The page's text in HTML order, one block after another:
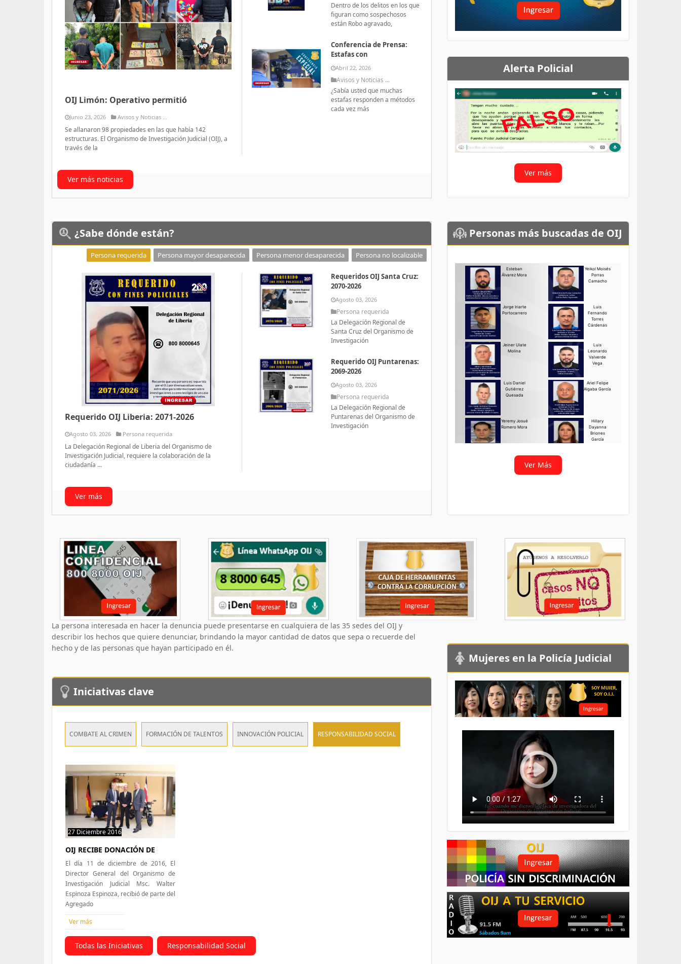
OIJ Limón: Operativo permitió
Junio 23, 2026 Avisos y Noticias ...
Se allanaron 98 propiedades en las que había 142
estructuras. El Organismo de Investigación Judicial (OIJ), a
través de la
Dentro de los delitos en los que
figuran como sospechosos
están Robo agravado,
Conferencia de Prensa:
Estafas con
Abril 22, 2026
Avisos y Noticias ...
¿Sabía usted que muchas
estafas responden a métodos
cada vez más
Ver más noticias
Alerta Policial
Ver más
¿Sabe dónde están?
Persona requerida Persona mayor desaparecida Persona menor desaparecida Persona no localizable
Requerido OIJ Liberia: 2071-2026
Agosto 03, 2026 Persona requerida
La Delegación Regional de Liberia del Organismo de
Investigación Judicial, requiere la colaboración de la
ciudadanía ...
Requeridos OIJ Santa Cruz:
2070-2026
Agosto 03, 2026
Persona requerida
La Delegación Regional de
Santa Cruz del Organismo de
Investigación
Requerido OIJ Puntarenas:
2069-2026
Agosto 03, 2026
Persona requerida
La Delegación Regional de
Puntarenas del Organismo de
Investigación
Ver más
Personas más buscadas de OIJ
Ver Más
La persona interesada en hacer la denuncia puede presentarse en cualquiera de las 35 sedes del OIJ y
describir los hechos que quiere denunciar, brindando la mayor cantidad de datos que sepa o recuerde del
hecho y de las personas que hayan participado en él.
Iniciativas clave
Todas las Iniciativas Responsabilidad Social
COMBATE AL CRIMEN FORMACIÓN DE TALENTOS INNOVACIÓN POLICIAL RESPONSABILIDAD SOCIAL
27 Diciembre 2016
OIJ RECIBE DONACIÓN DE
El día 11 de diciembre de 2016, El
Director General del Organismo de
Investigación Judicial Msc. Walter
Espinoza Espinoza, recibió de parte del
Agregado
Ver más
Mujeres en la Policía Judicial